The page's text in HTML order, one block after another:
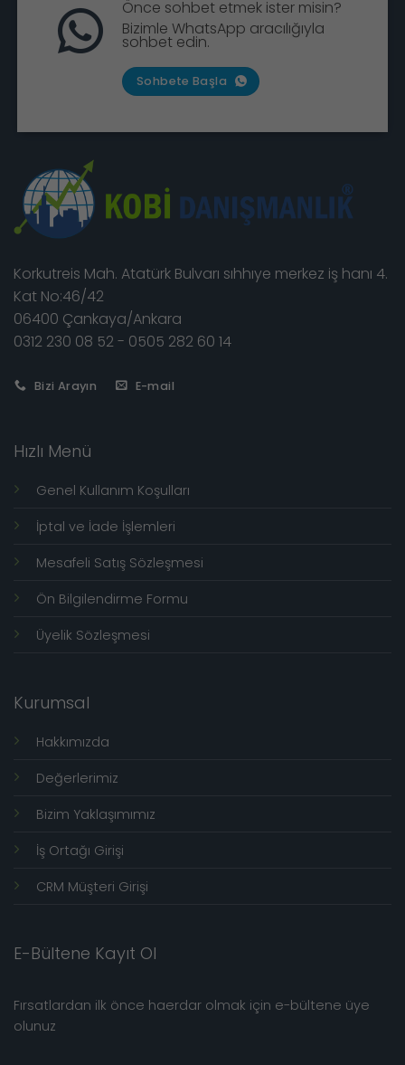
Önce sohbet etmek ister misin?
Bizimle WhatsApp aracılığıyla
sohbet edin.
Sohbete Başla
Korkutreis Mah. Atatürk Bulvarı sıhhıye merkez iş hanı 4.
Kat No:46/42
06400 Çankaya/Ankara
0312 230 08 52 - 0505 282 60 14
Bizi Arayın E-mail
Hızlı Menü
Genel Kullanım Koşulları
İptal ve İade İşlemleri
Mesafeli Satış Sözleşmesi
Ön Bilgilendirme Formu
Üyelik Sözleşmesi
Kurumsal
Hakkımızda
Değerlerimiz
Bizim Yaklaşımımız
İş Ortağı Girişi
CRM Müşteri Girişi
E-Bültene Kayıt Ol
Fırsatlardan ilk önce haerdar olmak için e-bültene üye
olunuz